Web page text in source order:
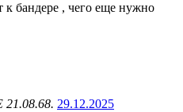
к бандере , чего еще нужно
29.12.2025